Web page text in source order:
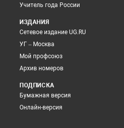
Учитель года России
ИЗДАНИЯ
Сетевое издание UG.RU
УГ – Москва
Мой профсоюз
Архив номеров
ПОДПИСКА
Бумажная версия
Онлайн-версия